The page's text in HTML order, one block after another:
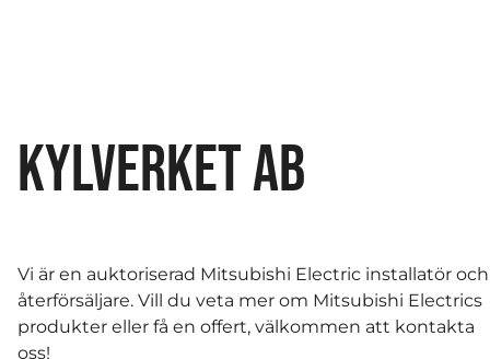
KYLVERKET AB
Vi är en auktoriserad Mitsubishi Electric installatör och
återförsäljare. Vill du veta mer om Mitsubishi Electrics
produkter eller få en offert, välkommen att kontakta
oss!